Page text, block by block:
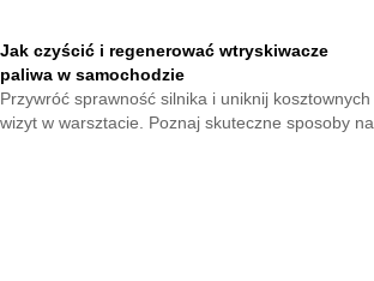
Jak czyścić i regenerować wtryskiwacze
paliwa w samochodzie
Przywróć sprawność silnika i uniknij kosztownych
wizyt w warsztacie. Poznaj skuteczne sposoby na